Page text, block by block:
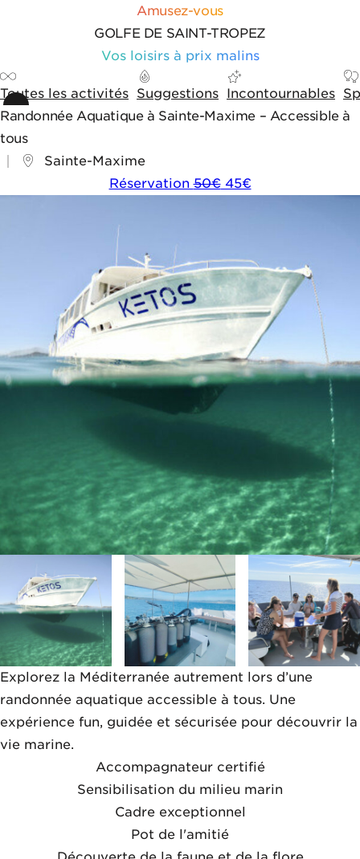
Panneau de gestion des cookies
Aller aux outils de navigation
Amusez-vous
GOLFE DE SAINT-TROPEZ
Vos loisirs à prix malins
Toutes les activités Suggestions Incontournables
Randonnée Aquatique à Sainte-Maxime – Accessible à
tous
Sainte-Maxime
Réservation50€45€
Explorez la Méditerranée autrement lors d’une
randonnée aquatique accessible à tous. Une
expérience fun, guidée et sécurisée pour découvrir la
vie marine.
Accompagnateur certifié
Sensibilisation du milieu marin
Cadre exceptionnel
Pot de l'amitié